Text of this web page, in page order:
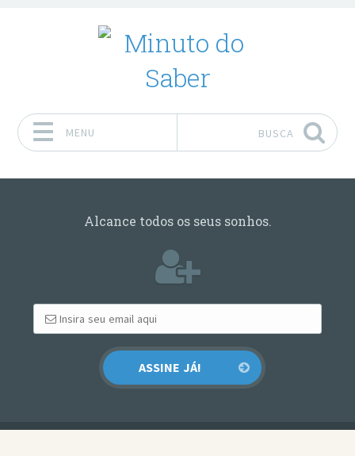
MENU BUSCA
Alcance todos os seus sonhos.